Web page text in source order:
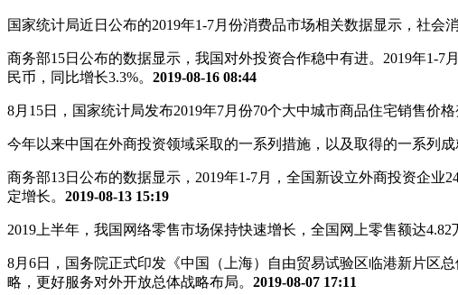
国家统计局近日公布的2019年1-7月份消费品市场相关数据显示，社会
商务部15日公布的数据显示，我国对外投资合作稳中有进。2019年1-7
民币，同比增长3.3%。 2019-08-16 08:44
8月15日，国家统计局发布2019年7月份70个大中城市商品住宅销售价格
今年以来中国在外商投资领域采取的一系列措施，以及取得的一系列
商务部13日公布的数据显示，2019年1-7月，全国新设立外商投资企业
定增长。 2019-08-13 15:19
2019上半年，我国网络零售市场保持快速增长，全国网上零售额达4.82
8月6日，国务院正式印发《中国（上海）自由贸易试验区临港新片区
略，更好服务对外开放总体战略布局。 2019-08-07 17:11